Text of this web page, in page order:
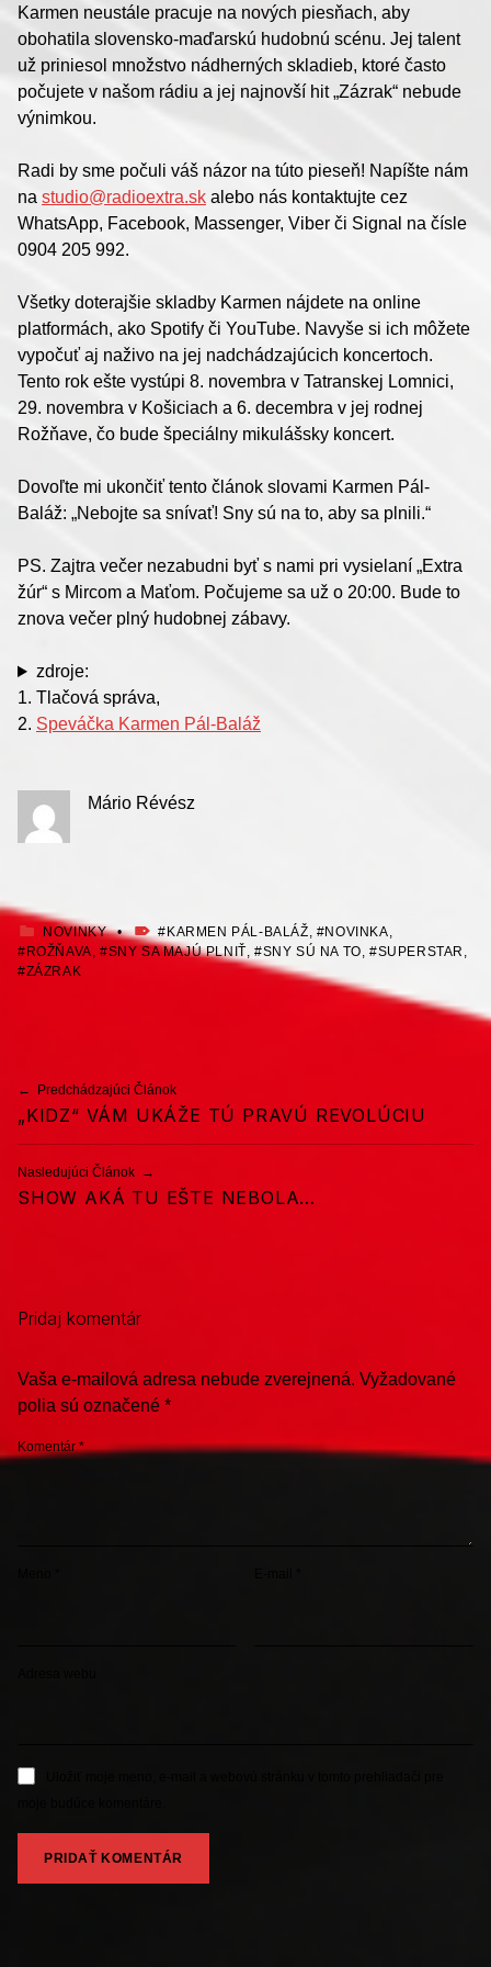
Karmen neustále pracuje na nových piesňach, aby
obohatila slovensko-maďarskú hudobnú scénu. Jej talent
už priniesol množstvo nádherných skladieb, ktoré často
počujete v našom rádiu a jej najnovší hit „Zázrak“ nebude
výnimkou.
Radi by sme počuli váš názor na túto pieseň! Napíšte nám
na studio@radioextra.sk alebo nás kontaktujte cez
WhatsApp, Facebook, Massenger, Viber či Signal na čísle
0904 205 992.
Všetky doterajšie skladby Karmen nájdete na online
platformách, ako Spotify či YouTube. Navyše si ich môžete
vypočuť aj naživo na jej nadchádzajúcich koncertoch.
Tento rok ešte vystúpi 8. novembra v Tatranskej Lomnici,
29. novembra v Košiciach a 6. decembra v jej rodnej
Rožňave, čo bude špeciálny mikulášsky koncert.
Dovoľte mi ukončiť tento článok slovami Karmen Pál-
Baláž: „Nebojte sa snívať! Sny sú na to, aby sa plnili.“
PS. Zajtra večer nezabudni byť s nami pri vysielaní „Extra
žúr“ s Mircom a Maťom. Počujeme sa už o 20:00. Bude to
znova večer plný hudobnej zábavy.
zdroje:
1. Tlačová správa,
2. Speváčka Karmen Pál-Baláž
Mário Révész
KATEGORIZOVANÉ AKO:
NOVINKY
OZNAČENÉ AKO:
KARMEN PÁL-BALÁŽ, NOVINKA,
ROŽŇAVA, SNY SA MAJÚ PLNIŤ, SNY SÚ NA TO, SUPERSTAR ,
ZÁZRAK
Navigácia v článku
Predchádzajúci Článok
„KIDZ“ VÁM UKÁŽE TÚ PRAVÚ REVOLÚCIU
Nasledujúci Článok
SHOW AKÁ TU EŠTE NEBOLA…
Pridaj komentár
Vaša e-mailová adresa nebude zverejnená. Vyžadované
polia sú označené *
Komentár*